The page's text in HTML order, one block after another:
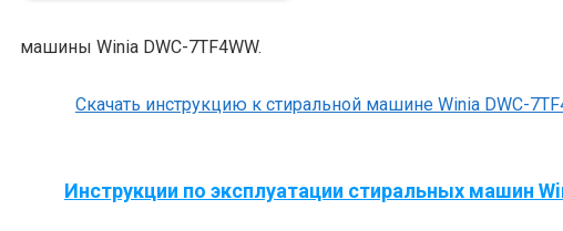
машины Winia DWC-7TF4WW.
Скачать инструкцию к стиральной машине Winia DWC-
Инструкции по эксплуатации стиральных машин